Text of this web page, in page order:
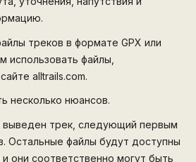
треков в формате GPX или
использовать файлы,
alltrails.com.
несколько нюансов.
выведен трек, следующий первым
Остальные файлы будут доступны
и они соответственно могут быть